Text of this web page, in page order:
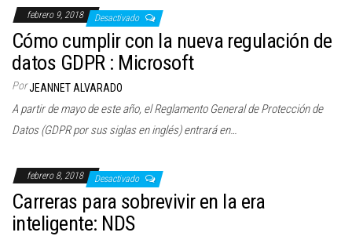
febrero 9, 2018 Desactivado
Cómo cumplir con la nueva regulación de
datos GDPR : Microsoft
PorJEANNET ALVARADO
A partir de mayo de este año, el Reglamento General de Protección de
Datos (GDPR por sus siglas en inglés) entrará en…
febrero 8, 2018 Desactivado
Carreras para sobrevivir en la era
inteligente: NDS